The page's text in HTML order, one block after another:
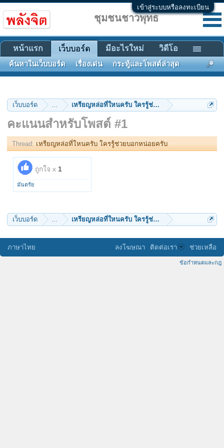
เข้าสู่ระบบหรือลงทะเบียน
เว็บบอร์ด ... เหรียญหล่อที่ใหนครับ ใครรู้ช่วยบอกหน่อยครับ
คะแนนสำหรับโพสต์ #1
Thread: เหรียญหล่อที่ใหนครับ ใครรู้ช่วยบอกหน่อยครับ
ถูกใจ x 1
มันตรัย
เว็บบอร์ด ... เหรียญหล่อที่ใหนครับ ใครรู้ช่วยบอกหน่อยครับ
ชุมชนชาวพุทธ
หน้าแรก เว็บบอร์ด
ค้นหาในเว็บบอร์ด เรื่องเด่น กระทู้และโพสต์ล่าสุด
มีอะไรใหม่ วิดีโอ
ภาษาไทย ลงโฆษณา ติดต่อเรา ช่วยเหลือ
ข้อกำหนดและกฎ